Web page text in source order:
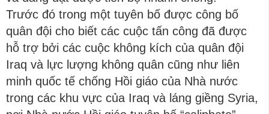
Trước đó trong một tuyên bố được công bố
quân đội cho biết các cuộc tấn công đã được
hỗ trợ bởi các cuộc không kích của quân đội
Iraq và lực lượng không quân cũng như liên
minh quốc tế chống Hồi giáo của Nhà nước
trong các khu vực của Iraq và láng giềng Syria,